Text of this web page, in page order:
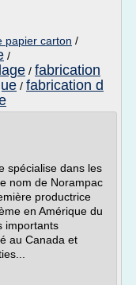
papier carton /
/
/ fabrication
/ fabrication d
spécialise dans les
nom de Norampac
productrice
en Amérique du
importants
au Canada et